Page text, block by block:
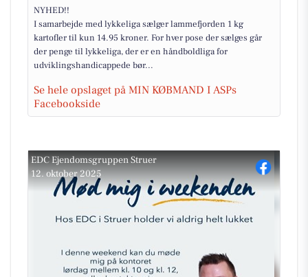
NYHED!!
I samarbejde med lykkeliga sælger lammefjorden 1 kg
kartofler til kun 14.95 kroner. For hver pose der sælges går
der penge til lykkeliga, der er en håndboldliga for
udviklingshandicappede bør...
Se hele opslaget på MIN KØBMAND I ASPs
Facebookside
EDC Ejen­doms­grup­pen Struer
12. oktober 2025